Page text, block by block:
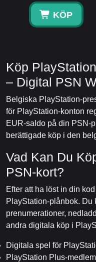
KÖP
Köp
– Digital PSN
Belgiska PlayStation-
för PlayStation-konton
EUR-saldo på din PSN-
berättigade köp i den
Vad Kan Du
PSN-kort?
Efter att ha löst in din
PlayStation-plånbok. Du
prenumerationer,
andra digitala köp i
Digitala spel för
PlayStation Plus-